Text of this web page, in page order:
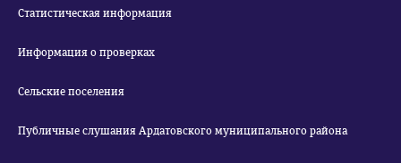
Статистическая информация
Информация о проверках
Сельские поселения
Публичные слушания Ардатовского муниципального района